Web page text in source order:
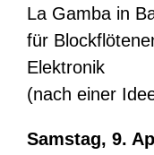
La Gamba in
für
Elektronik
(nach einer
Samstag, 9.